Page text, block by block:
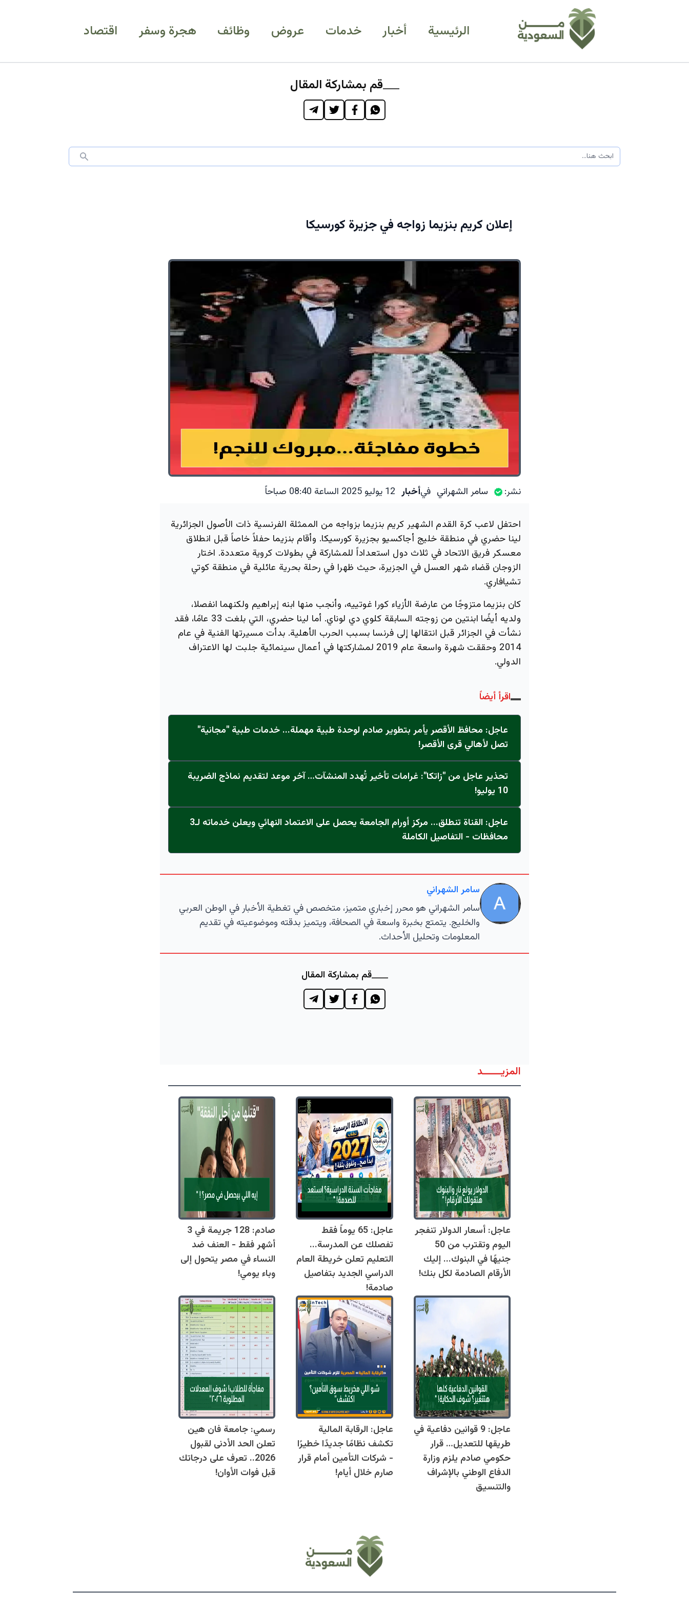
الرئيسية أخبار خدمات عروض وظائف هجرة وسفر اقتصاد
قم بمشاركة المقال
إعلان كريم بنزيما زواجه في جزيرة كورسيكا
نشر: سامر الشهراني فيأخبار 12 يوليو 2025 الساعة 08:40 صباحاً
احتفل لاعب كرة القدم الشهير كريم بنزيما بزواجه من الممثلة الفرنسية ذات الأصول الجزائرية
لينا حضري في منطقة خليج أجاكسيو بجزيرة كورسيكا. وأقام بنزيما حفلاً خاصاً قبل انطلاق
معسكر فريق الاتحاد في ثلاث دول استعداداً للمشاركة في بطولات كروية متعددة. اختار
الزوجان قضاء شهر العسل في الجزيرة، حيث ظهرا في رحلة بحرية عائلية في منطقة كوتي
تشيافاري.
كان بنزيما متزوجًا من عارضة الأزياء كورا غوتييه، وأنجب منها ابنه إبراهيم ولكنهما انفصلا،
ولديه أيضًا ابنتين من زوجته السابقة كلوي دي لوناي. أما لينا حضري، التي بلغت 33 عامًا، فقد
نشأت في الجزائر قبل انتقالها إلى فرنسا بسبب الحرب الأهلية. بدأت مسيرتها الفنية في عام
2014 وحققت شهرة واسعة عام 2019 لمشاركتها في أعمال سينمائية جلبت لها الاعتراف
الدولي.
اقرأ أيضاً
عاجل: محافظ الأقصر يأمر بتطوير صادم لوحدة طبية مهملة... خدمات طبية "مجانية"
تصل لأهالي قرى الأقصر!
تحذير عاجل من "زاتكا": غرامات تأخير تُهدد المنشآت… آخر موعد لتقديم نماذج الضريبة
10 يوليو!
عاجل: القناة تنطلق... مركز أورام الجامعة يحصل على الاعتماد النهائي ويعلن خدماته لـ3
محافظات - التفاصيل الكاملة
سامر الشهراني
سامر الشهراني هو محرر إخباري متميز، متخصص في تغطية الأخبار في الوطن العربي
والخليج. يتمتع بخبرة واسعة في الصحافة، ويتميز بدقته وموضوعيته في تقديم
المعلومات وتحليل الأحداث.
قم بمشاركة المقال
المزيــــــد
عاجل: أسعار الدولار تنفجر
اليوم وتقترب من 50
جنيهًا في البنوك... إليك
الأرقام الصادمة لكل بنك!
عاجل: 65 يوماً فقط
تفصلك عن المدرسة...
التعليم تعلن خريطة العام
الدراسي الجديد بتفاصيل
صادمة!
صادم: 128 جريمة في 3
أشهر فقط - العنف ضد
النساء في مصر يتحول إلى
وباء يومي!
عاجل: 9 قوانين دفاعية في
طريقها للتعديل… قرار
حكومي صادم يلزم وزارة
الدفاع الوطني بالإشراف
والتنسيق
عاجل: الرقابة المالية
تكشف نظامًا جديدًا خطيرًا
- شركات التأمين أمام قرار
صارم خلال أيام!
رسمي: جامعة فان هين
تعلن الحد الأدنى لقبول
2026.. تعرف على درجاتك
قبل فوات الأوان!